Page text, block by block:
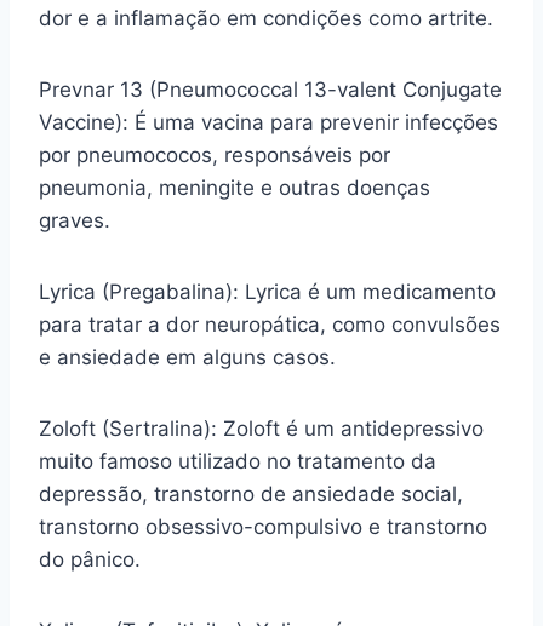
dor e a inflamação em condições como artrite.
Prevnar 13 (Pneumococcal 13-valent Conjugate
Vaccine): É uma vacina para prevenir infecções
por pneumococos, responsáveis por
pneumonia, meningite e outras doenças
graves.
Lyrica (Pregabalina): Lyrica é um medicamento
para tratar a dor neuropática, como convulsões
e ansiedade em alguns casos.
Zoloft (Sertralina): Zoloft é um antidepressivo
muito famoso utilizado no tratamento da
depressão, transtorno de ansiedade social,
transtorno obsessivo-compulsivo e transtorno
do pânico.